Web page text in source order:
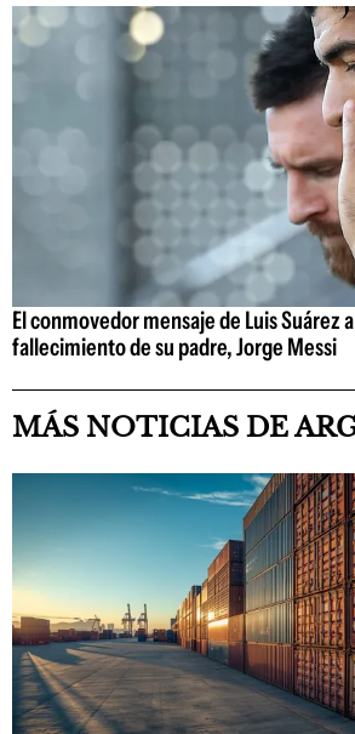
El conmovedor mensaje de Luis Suárez
fallecimiento de su padre, Jorge Messi
MÁS NOTICIAS DE